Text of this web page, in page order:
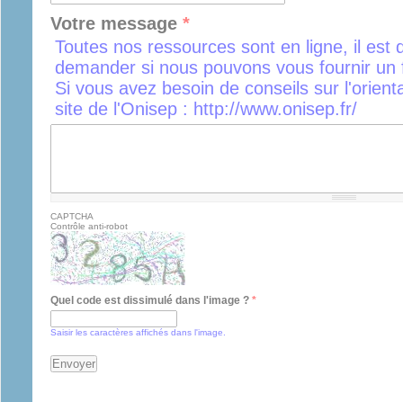
Votre message *
Toutes nos ressources sont en ligne, il est
demander si nous pouvons vous fournir
Si vous avez besoin de conseils sur
site de l'Onisep : http://www.onisep.fr/
CAPTCHA
Contrôle anti-robot
Quel code est dissimulé dans l'image ? *
Saisir les caractères affichés dans l'image.